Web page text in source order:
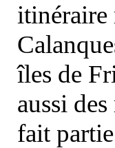
itinéraire
îles de
aussi
fait